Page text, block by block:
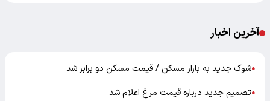
آخرین اخبار
●شوک جدید به بازار مسکن / قیمت مسکن دو برابر شد
●تصمیم جدید درباره قیمت مرغ اعلام شد